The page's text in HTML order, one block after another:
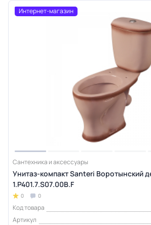
Интернет-магазин
Сантехника и аксессуары
Унитаз-компакт Santeri Воротынский
1.P401.7.S07.00B.F
0 0
Код товара
Артикул